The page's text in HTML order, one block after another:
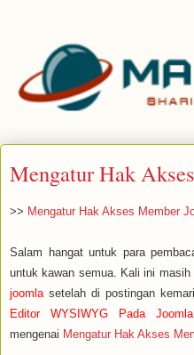
Mengatur Hak
>> Mengatur Hak Akses Member
Salam hangat untuk para
untuk kawan semua. Kali ini
joomlasetelah di postingan
Editor WYSIWYG Pada Joomla
mengenai Mengatur Hak Akses